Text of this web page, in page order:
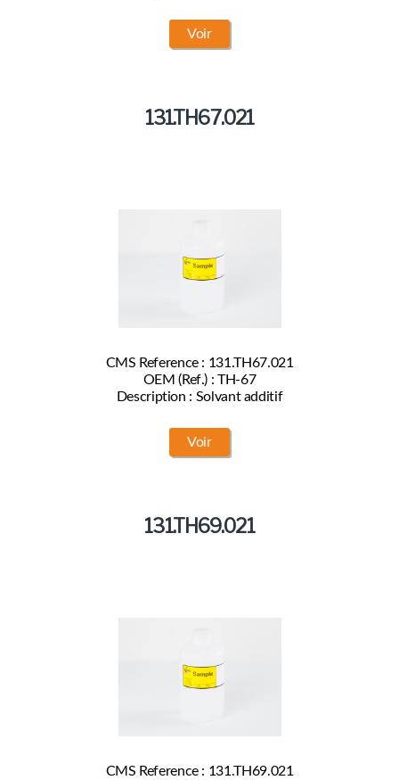
Voir
131.TH67.021
CMS Reference : 131.TH67.021
OEM (Ref.) : TH-67
Description : Solvant additif
Voir
131.TH69.021
CMS Reference : 131.TH69.021